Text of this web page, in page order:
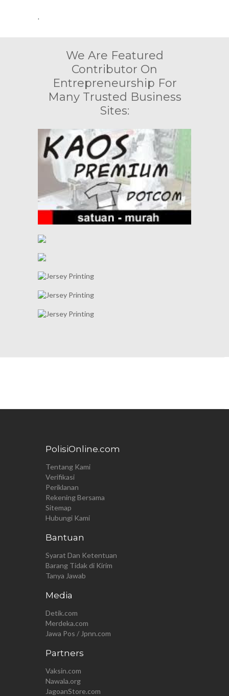
.
We Are Featured
Contributor On
Entrepreneurship For
Many Trusted Business
Sites:
PolisiOnline.com
Tentang Kami
Verifikasi
Periklanan
Rekening Bersama
Sitemap
Hubungi Kami
Bantuan
Syarat Dan Ketentuan
Barang Tidak di Kirim
Tanya Jawab
Media
Detik.com
Merdeka.com
Jawa Pos / Jpnn.com
Partners
Vaksin.com
Nawala.org
JagoanStore.com